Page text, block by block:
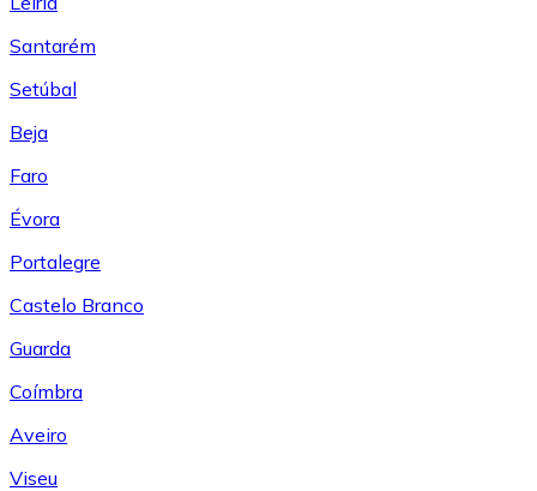
Santarém
Setúbal
Beja
Faro
Évora
Portalegre
Castelo Branco
Guarda
Coímbra
Aveiro
Viseu